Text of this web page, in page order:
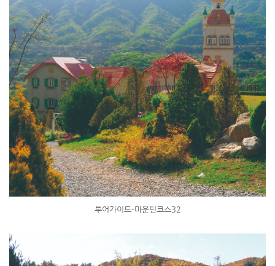
투어가이드-마운틴코스32